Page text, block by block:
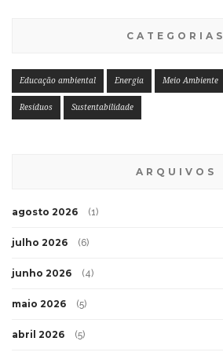
CATEGORIAS
Educação ambiental Energia Meio Ambiente
Resíduos Sustentabilidade
ARQUIVOS
agosto 2026 (1)
julho 2026 (6)
junho 2026 (4)
maio 2026 (5)
abril 2026 (5)